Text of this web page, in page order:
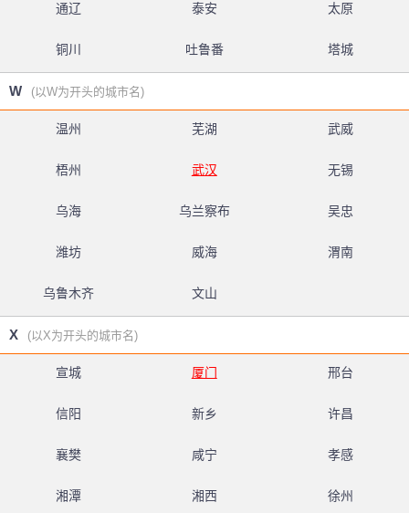
通辽 泰安 太原
铜川 吐鲁番 塔城
W (以W为开头的城市名)
温州 芜湖 武威
梧州 武汉 无锡
乌海 乌兰察布 吴忠
潍坊 威海 渭南
乌鲁木齐 文山
X (以X为开头的城市名)
宣城 厦门 邢台
信阳 新乡 许昌
襄樊 咸宁 孝感
湘潭 湘西 徐州